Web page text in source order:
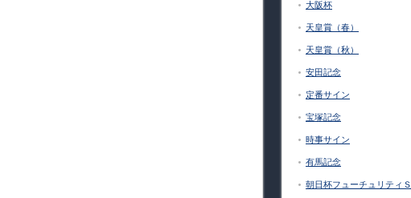
大阪杯
天皇賞（春）
天皇賞（秋）
安田記念
定番サイン
宝塚記念
時事サイン
有馬記念
朝日杯フューチュリティＳ